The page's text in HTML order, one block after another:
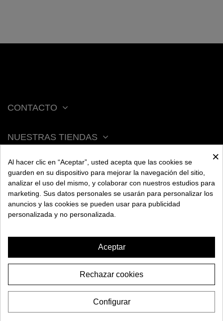
CACHIMBA MS BABY
CONTACTO
NUESTRAS TIENDAS
ACERCA DE BENGALA
AYUDA
×
Al hacer clic en “Aceptar”, usted acepta que las cookies se
guarden en su dispositivo para mejorar la navegación del sitio,
analizar el uso del mismo, y colaborar con nuestros estudios para
marketing. Sus datos personales se usarán para personalizar los
anuncios y las cookies se pueden usar para publicidad
personalizada y no personalizada.
Aceptar
Rechazar cookies
Configurar